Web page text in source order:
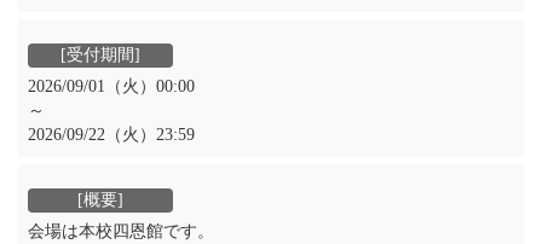
2026/09/01（火）00:00
～
2026/09/22（火）23:59
会場は本校四恩館です。